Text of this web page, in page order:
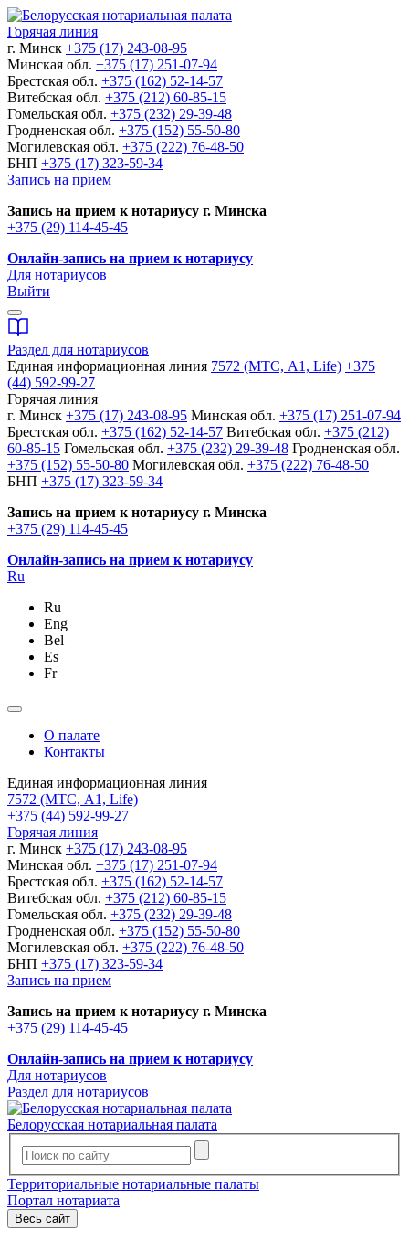
Горячая линия
г. Минск +375 (17) 243-08-95
Минская обл. +375 (17) 251-07-94
Брестская обл. +375 (162) 52-14-57
Витебская обл. +375 (212) 60-85-15
Гомельская обл. +375 (232) 29-39-48
Гродненская обл. +375 (152) 55-50-80
Могилевская обл. +375 (222) 76-48-50
БНП +375 (17) 323-59-34
Запись на прием
Запись на прием к нотариусу г. Минска
+375 (29) 114-45-45
Онлайн-запись на прием к нотариусу
Для нотариусов
Выйти
Раздел для нотариусов
Единая информационная линия 7572 (МТС, A1, Life) +375
(44) 592-99-27
Горячая линия
г. Минск +375 (17) 243-08-95 Минская обл. +375 (17) 251-07-94
Брестская обл. +375 (162) 52-14-57 Витебская обл. +375 (212)
60-85-15 Гомельская обл. +375 (232) 29-39-48 Гродненская обл.
+375 (152) 55-50-80 Могилевская обл. +375 (222) 76-48-50
БНП +375 (17) 323-59-34
Запись на прием к нотариусу г. Минска
+375 (29) 114-45-45
Онлайн-запись на прием к нотариусу
Ru
Ru
Eng
Bel
Es
Fr
О палате
Контакты
Единая информационная линия
7572 (МТС, A1, Life)
+375 (44) 592-99-27
Горячая линия
г. Минск +375 (17) 243-08-95
Минская обл. +375 (17) 251-07-94
Брестская обл. +375 (162) 52-14-57
Витебская обл. +375 (212) 60-85-15
Гомельская обл. +375 (232) 29-39-48
Гродненская обл. +375 (152) 55-50-80
Могилевская обл. +375 (222) 76-48-50
БНП +375 (17) 323-59-34
Запись на прием
Запись на прием к нотариусу г. Минска
+375 (29) 114-45-45
Онлайн-запись на прием к нотариусу
Для нотариусов
Раздел для нотариусов
Белорусская нотариальная палата
Территориальные нотариальные палаты
Портал нотариата
Весь сайт